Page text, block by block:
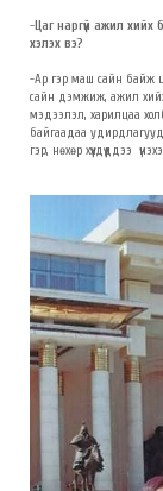
-Цаг наргүй ажил
хэлэх вэ?
-Ар гэр маш сайн байж
сайн дэмжиж, ажил
мэдээлэл, харилцаа
байгаадаа
гэр, нөхөр хүүхдүүддээ